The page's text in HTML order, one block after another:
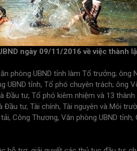
ngày 09/11/2016 về việc thành
phòng UBND tỉnh làm Tổ trưởng; ông
UBND tỉnh, Tổ phó chuyên trách; ông
tư, Tổ phó kiêm nhiệm và 13 thành
tư, Tài chính, Tài nguyên và Môi
Công Thương, Văn phòng UBND tỉnh,